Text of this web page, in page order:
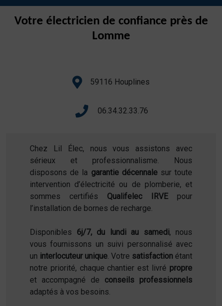
Votre électricien de confiance près de
Lomme
59116 Houplines
06.34.32.33.76
Chez Lil Élec, nous vous assistons avec
sérieux et professionnalisme. Nous
disposons de la garantie décennalesur toute
intervention d’électricité ou de plomberie, et
sommes certifiés Qualifelec IRVEpour
l’installation de bornes de recharge.
Disponibles 6j/7, du lundi au samedi, nous
vous fournissons un suivi personnalisé avec
un interlocuteur unique. Votre satisfaction étant
notre priorité, chaque chantier est livré propre
et accompagné de conseils professionnels
adaptés à vos besoins.